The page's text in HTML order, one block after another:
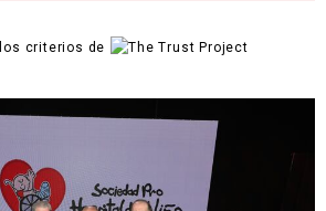
criterios de